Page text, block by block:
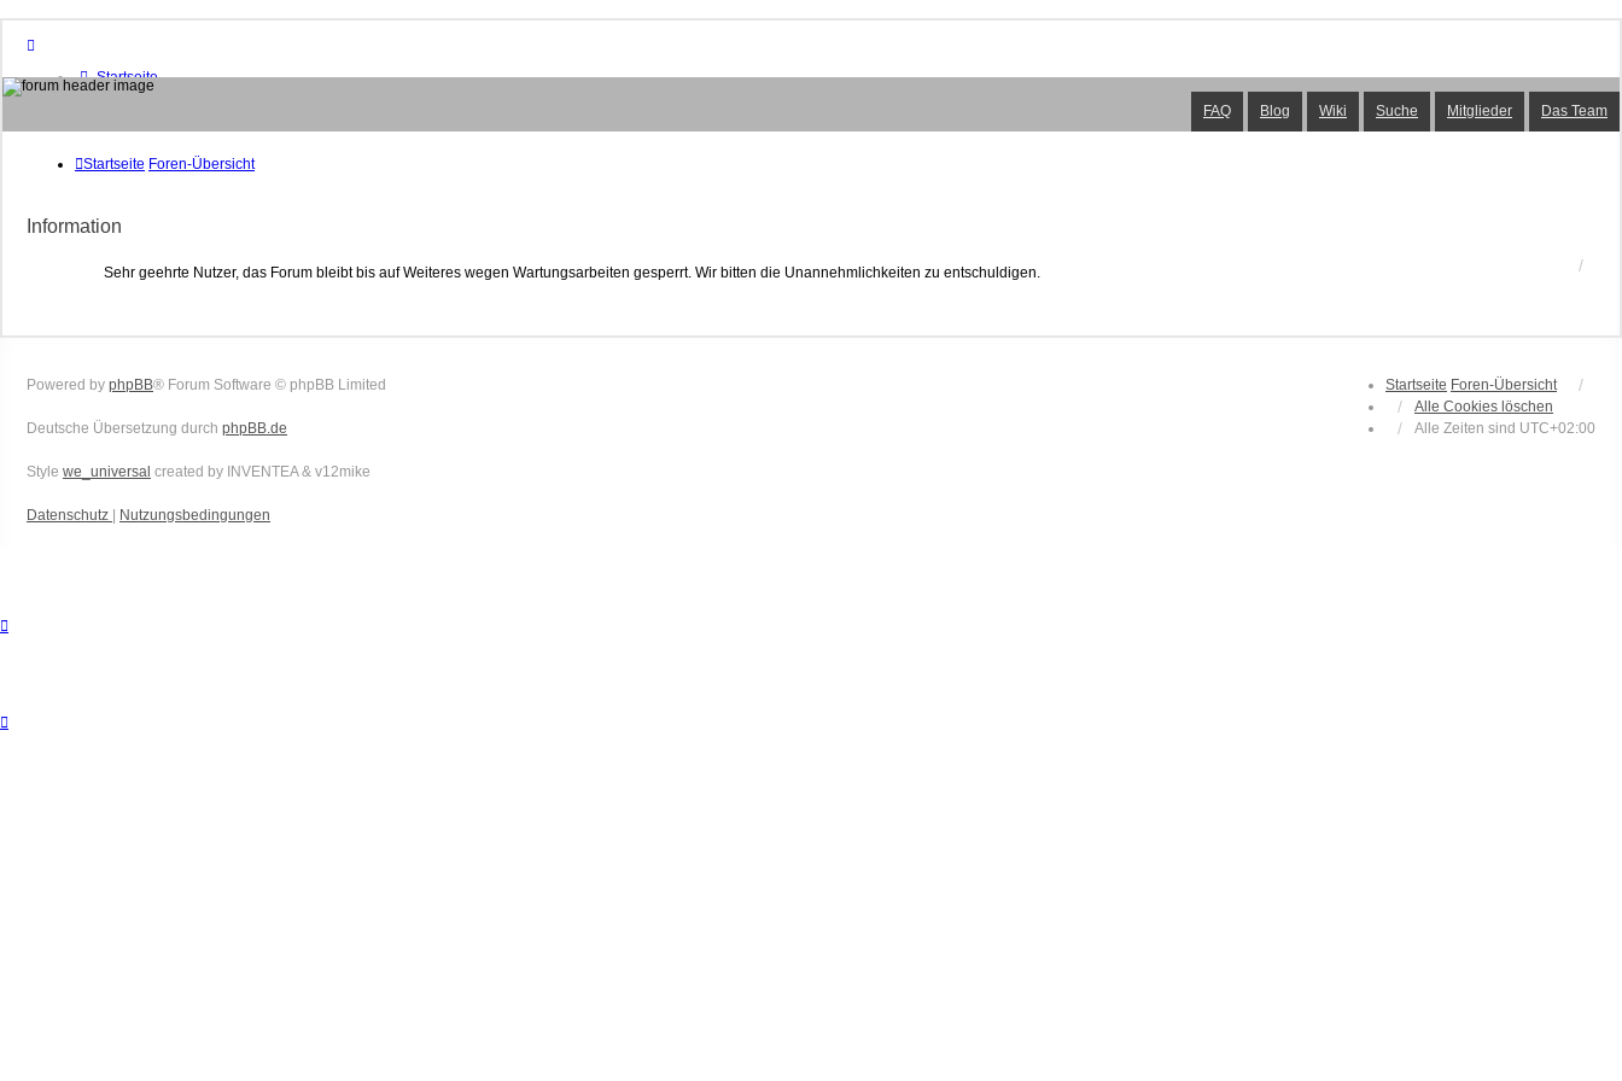
Startseite
Foren-Übersicht
Suche
Unbeantwortete Themen
Aktive Themen
Das Team
Anmelden
FAQ Blog Wiki Suche Mitglieder Das Team
Startseite Foren-Übersicht
Information
Sehr geehrte Nutzer, das Forum bleibt bis auf Weiteres wegen Wartungsarbeiten gesperrt. Wir bitten die Unannehmlichkeiten zu entschuldigen.
Startseite Foren-Übersicht
Alle Cookies löschen
Alle Zeiten sind UTC+02:00
Powered by phpBB® Forum Software © phpBB Limited
Deutsche Übersetzung durch phpBB.de
Style we_universal created by INVENTEA & v12mike
Datenschutz | Nutzungsbedingungen